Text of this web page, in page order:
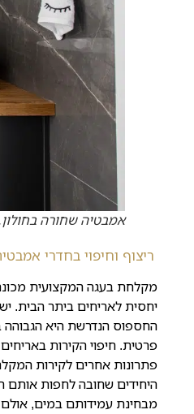
אמבטיה שחורה
ריצוף וחיפוי בחדרי
מקלחת בעגה המקצועית
יחסית לאריחים ביתר הבית.
החספוס הנדרשת היא הגבוהה
פרטית. חיפוי הקירות
פתרונות אחרים לקירות
היחידים שחובה לחפות אותם
מבחינת עמידותם במים, אולם